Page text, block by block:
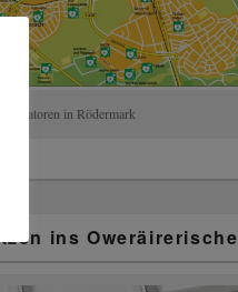
in Rödermark
ins Oweräirerische